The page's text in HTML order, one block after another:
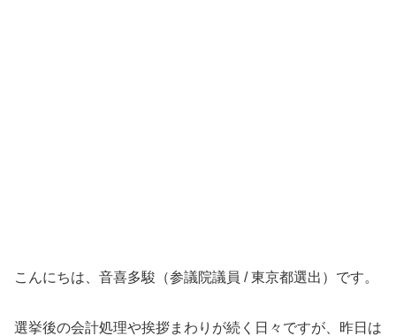
こんにちは、音喜多駿（参議院議員 / 東京都選出）です。
選挙後の会計処理や挨拶まわりが続く日々ですが、昨日は